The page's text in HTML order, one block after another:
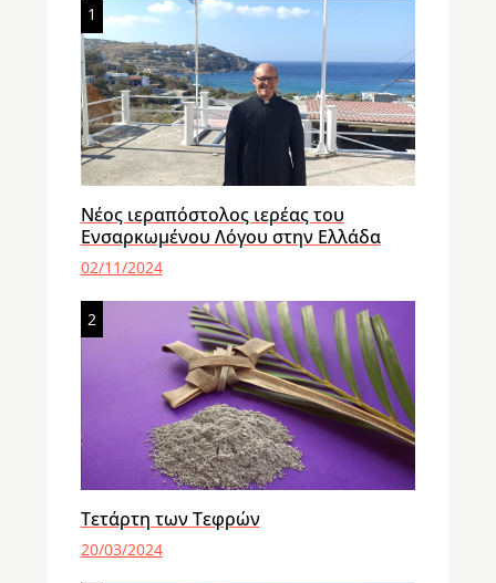
1
Νέος ιεραπόστολος ιερέας του
Ενσαρκωμένου Λόγου στην Ελλάδα
02/11/2024
2
Τετάρτη των Τεφρών
20/03/2024